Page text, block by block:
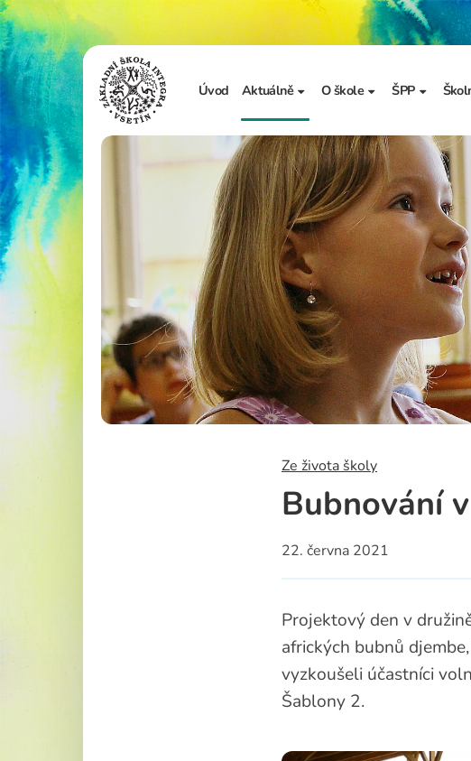
Úvod Aktuálně
Sdělení školy
Ze života školy
O škole
Základní informace
Úřední deska
Vzdělávání a výchova
Zápis do 1. třídy
Školní dokumenty
Realizované projekty
Adopce na dálku
Školská rada
ŠPP
Základní
Dokumenty
metodika
Ze života školy
Bubnování
22. června 2021
Projektový den v
afrických bubnů
vyzkoušeli účastníci
Šablony 2.